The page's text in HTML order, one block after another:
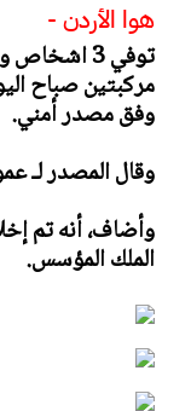
هوا الأردن -
توفي 3
مركبتين صباح
وفق مصدر أمني.
وقال المصدر لـ
وأضاف، أنه تم
الملك المؤسس.